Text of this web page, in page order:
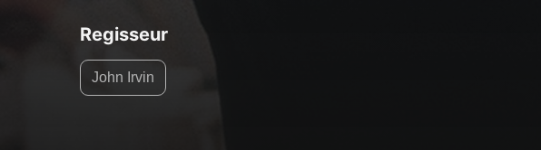
Regisseur
John Irvin